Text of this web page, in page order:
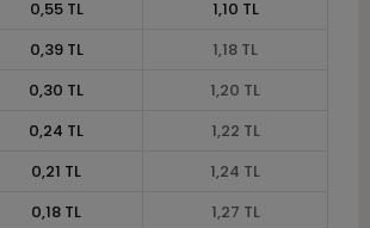
0,55 TL
1,10 TL
0,39 TL
1,18 TL
0,30 TL
1,20 TL
0,24 TL
1,22 TL
0,21 TL
1,24 TL
0,18 TL
1,27 TL